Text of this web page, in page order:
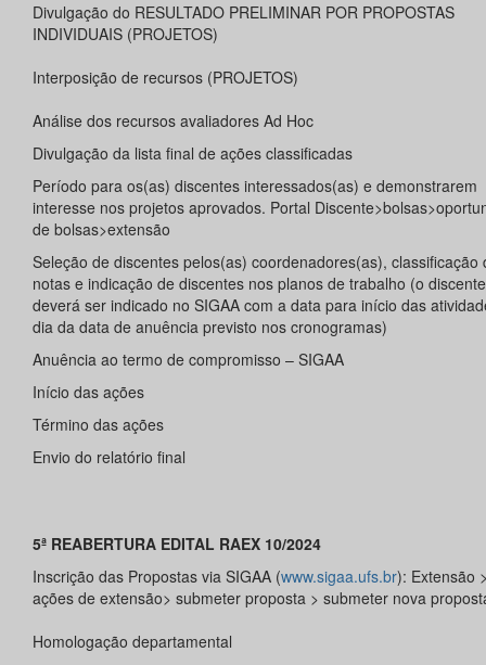
Divulgação do RESULTADO PRELIMINAR POR PROPOSTAS
INDIVIDUAIS (PROJETOS)
Interposição de recursos (PROJETOS)
Análise dos recursos avaliadores Ad Hoc
Divulgação da lista final de ações classificadas
Período para os(as) discentes interessados(as) e demonstrarem
interesse nos projetos aprovados. Portal
de bolsas>extensão
Seleção de discentes pelos(as) coordenadores(as), classificação
notas e indicação de discentes nos planos de trabalho (o discente
deverá ser indicado no SIGAA com a data para início das
dia da data de anuência previsto nos cronogramas)
Anuência ao termo de compromisso – SIGAA
Início das ações
Término das ações
Envio do relatório final
5ª REABERTURA EDITAL RAEX 10/2024
Inscrição das Propostas via SIGAA (www.sigaa.ufs.br): Extensão
ações de extensão> submeter proposta > submeter nova
Homologação departamental